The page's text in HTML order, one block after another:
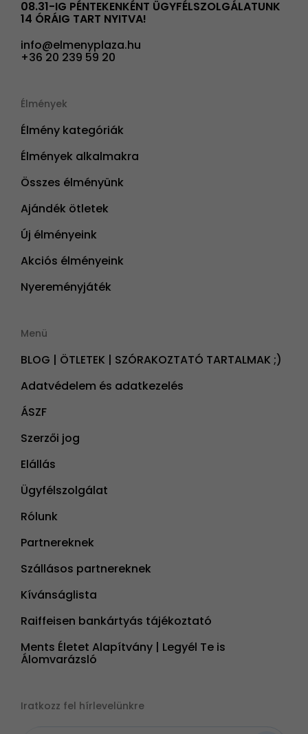
08.31-IG PÉNTEKENKÉNT ÜGYFÉLSZOLGÁLATUNK
14 ÓRÁIG TART NYITVA!
info@elmenyplaza.hu
+36 20 239 59 20
Élmények
Élmény kategóriák
Élmények alkalmakra
Összes élményünk
Ajándék ötletek
Új élményeink
Akciós élményeink
Nyereményjáték
Menü
BLOG | ÖTLETEK | SZÓRAKOZTATÓ TARTALMAK ;)
Adatvédelem és adatkezelés
ÁSZF
Szerzői jog
Elállás
Ügyfélszolgálat
Rólunk
Partnereknek
Szállásos partnereknek
Kívánságlista
Raiffeisen bankártyás tájékoztató
Ments Életet Alapítvány | Legyél Te is
Álomvarázsló
Iratkozz fel hírlevelünkre